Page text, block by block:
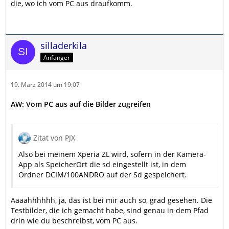
die, wo ich vom PC aus draufkomm.
silladerkila
Anfänger
19. März 2014 um 19:07
AW: Vom PC aus auf die Bilder zugreifen
Zitat von PJX
Also bei meinem Xperia ZL wird, sofern in der Kamera-
App als SpeicherOrt die sd eingestellt ist, in dem
Ordner DCIM/100ANDRO auf der Sd gespeichert.
Aaaahhhhhh, ja, das ist bei mir auch so, grad gesehen. Die
Testbilder, die ich gemacht habe, sind genau in dem Pfad
drin wie du beschreibst, vom PC aus.